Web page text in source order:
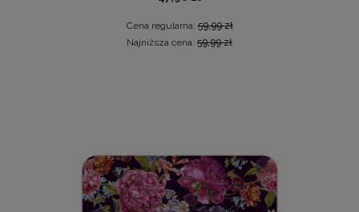
Drewniana, frezowana ramka na zdjęcia, plakaty, obrazy w
Cena regularna:59,99 zł
Najniższa cena: 59,99 zł